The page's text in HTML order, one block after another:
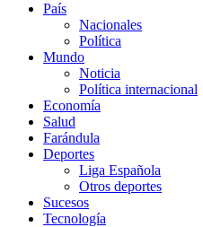
País
Nacionales
Política
Mundo
Noticia
Política internacional
Economía
Salud
Farándula
Deportes
Liga Española
Otros deportes
Sucesos
Tecnología